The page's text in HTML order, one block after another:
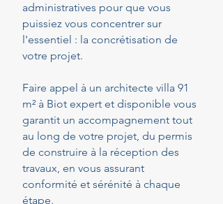
administratives pour que vous
puissiez vous concentrer sur
l'essentiel : la concrétisation de
votre projet.
Faire appel à un architecte villa 91
m² à Biot expert et disponible vous
garantit un accompagnement tout
au long de votre projet, du permis
de construire à la réception des
travaux, en vous assurant
conformité et sérénité à chaque
étape.